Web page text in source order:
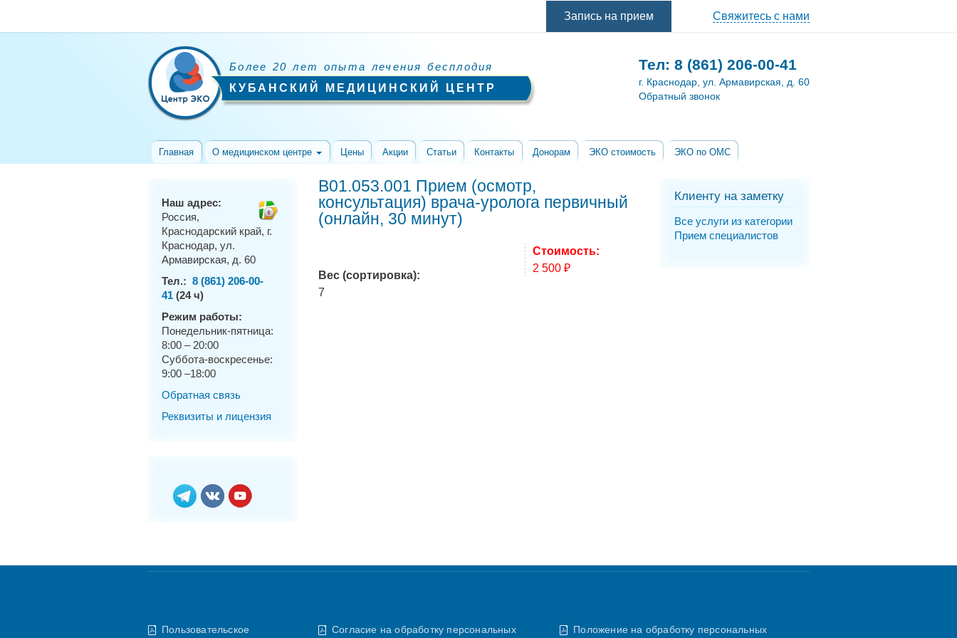
Запись на прием Свяжитесь с нами
Более 20 лет опыта лечения бесплодия
КУБАНСКИЙ МЕДИЦИНСКИЙ ЦЕНТР
Тел: 8 (861) 206-00-41
г. Краснодар, ул. Армавирская, д. 60
Обратный звонок
Главная О медицинском центре Цены Акции Статьи Контакты Донорам ЭКО стоимость ЭКО по ОМС
Наш адрес:
Россия,
Краснодарский край, г.
Краснодар, ул.
Армавирская, д. 60
Тел.: 8 (861) 206-00-
41 (24 ч)
Режим работы:
Понедельник-пятница:
8:00 – 20:00
Суббота-воскресенье:
9:00 –18:00
Обратная связь
Реквизиты и лицензия
B01.053.001 Прием (осмотр,
консультация) врача-уролога первичный
(онлайн, 30 минут)
Стоимость:
2 500 ₽
Вес (сортировка):
7
Клиенту на заметку
Все услуги из категории
Прием специалистов
Пользовательское Согласие на обработку персональных Положение на обработку персональных